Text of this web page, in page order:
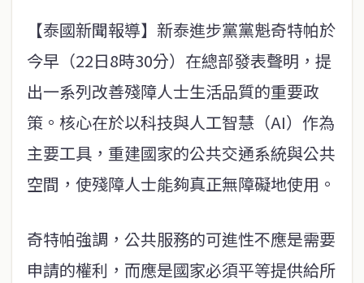
【泰國新聞報導】新泰進步黨黨魁奇特帕於
今早（22日8時30分）在總部發表聲明，提
出一系列改善殘障人士生活品質的重要政
策。核心在於以科技與人工智慧（AI）作為
主要工具，重建國家的公共交通系統與公共
空間，使殘障人士能夠真正無障礙地使用。
奇特帕強調，公共服務的可進性不應是需要
申請的權利，而應是國家必須平等提供給所